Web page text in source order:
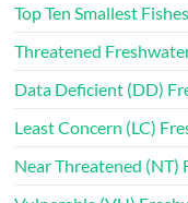
Top Ten Smallest
Threatened
Data Deficient (DD)
Least Concern (LC)
Near Threatened (NT)